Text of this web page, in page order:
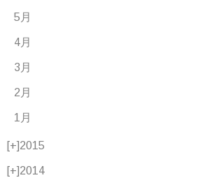
5月
4月
3月
2月
1月
[+]2015
[+]2014